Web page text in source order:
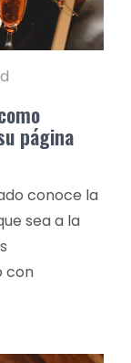
página
conoce la
sea a la
con